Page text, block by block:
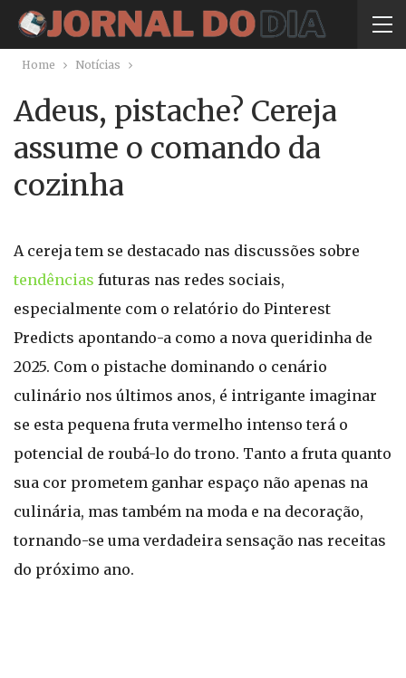
Home Notícias
Adeus, pistache? Cereja
assume o comando da
cozinha
A cereja tem se destacado nas discussões sobre
tendências futuras nas redes sociais,
especialmente com o relatório do Pinterest
Predicts apontando-a como a nova queridinha de
2025. Com o pistache dominando o cenário
culinário nos últimos anos, é intrigante imaginar
se esta pequena fruta vermelho intenso terá o
potencial de roubá-lo do trono. Tanto a fruta quanto
sua cor prometem ganhar espaço não apenas na
culinária, mas também na moda e na decoração,
tornando-se uma verdadeira sensação nas receitas
do próximo ano.